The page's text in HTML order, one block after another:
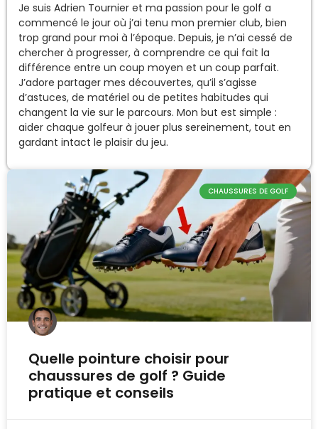
Je suis Adrien Tournier et ma passion pour le golf a
commencé le jour où j’ai tenu mon premier club, bien
trop grand pour moi à l’époque. Depuis, je n’ai cessé de
chercher à progresser, à comprendre ce qui fait la
différence entre un coup moyen et un coup parfait.
J’adore partager mes découvertes, qu’il s’agisse
d’astuces, de matériel ou de petites habitudes qui
changent la vie sur le parcours. Mon but est simple :
aider chaque golfeur à jouer plus sereinement, tout en
gardant intact le plaisir du jeu.
CHAUSSURES DE GOLF
Quelle pointure choisir pour
chaussures de golf ? Guide
pratique et conseils